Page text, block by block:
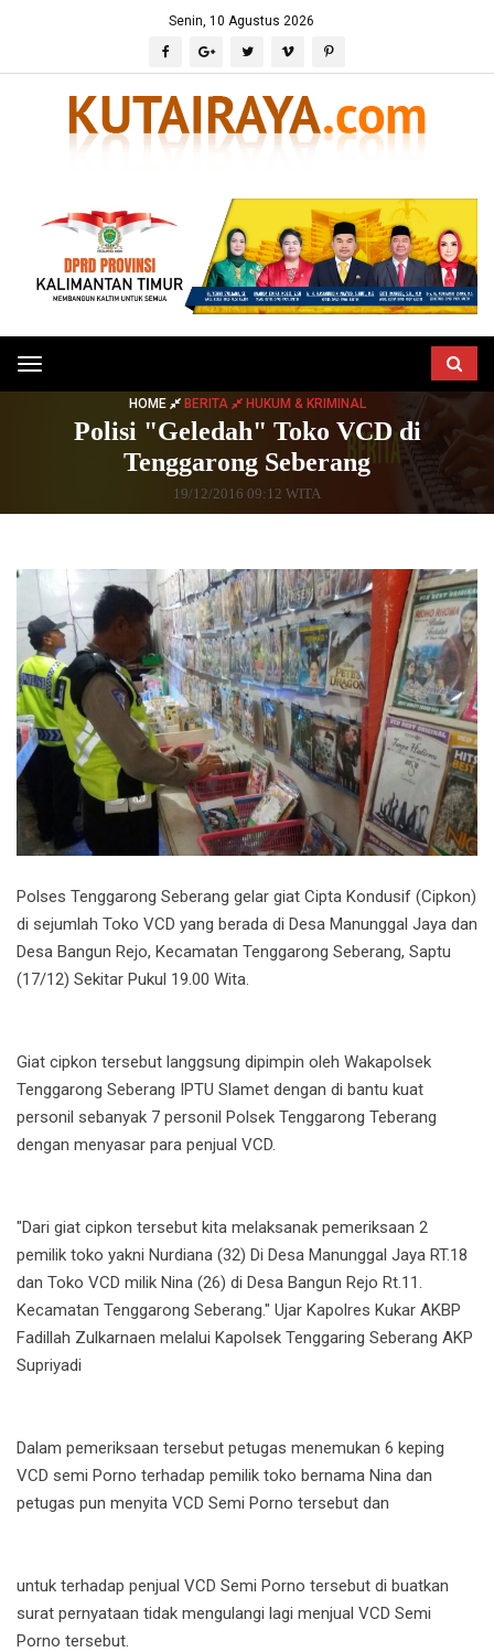
Senin, 10 Agustus 2026
Toggle
navigation
HOME BERITA HUKUM & KRIMINAL
Polisi "Geledah" Toko VCD di
Tenggarong Seberang
19/12/2016 09:12 WITA
Polses Tenggarong Seberang gelar giat Cipta Kondusif (Cipkon)
di sejumlah Toko VCD yang berada di Desa Manunggal Jaya dan
Desa Bangun Rejo, Kecamatan Tenggarong Seberang, Saptu
(17/12) Sekitar Pukul 19.00 Wita.
Giat cipkon tersebut langgsung dipimpin oleh Wakapolsek
Tenggarong Seberang IPTU Slamet dengan di bantu kuat
personil sebanyak 7 personil Polsek Tenggarong Teberang
dengan menyasar para penjual VCD.
"Dari giat cipkon tersebut kita melaksanak pemeriksaan 2
pemilik toko yakni Nurdiana (32) Di Desa Manunggal Jaya RT.18
dan Toko VCD milik Nina (26) di Desa Bangun Rejo Rt.11.
Kecamatan Tenggarong Seberang." Ujar Kapolres Kukar AKBP
Fadillah Zulkarnaen melalui Kapolsek Tenggaring Seberang AKP
Supriyadi
Dalam pemeriksaan tersebut petugas menemukan 6 keping
VCD semi Porno terhadap pemilik toko bernama Nina dan
petugas pun menyita VCD Semi Porno tersebut dan
untuk terhadap penjual VCD Semi Porno tersebut di buatkan
surat pernyataan tidak mengulangi lagi menjual VCD Semi
Porno tersebut.